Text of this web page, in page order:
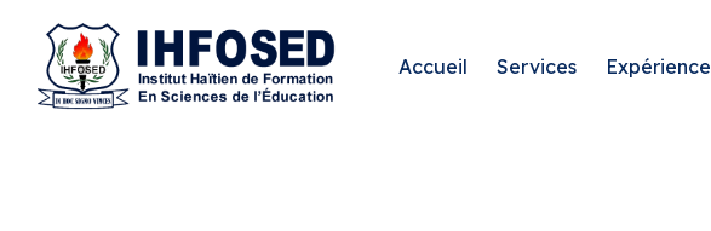
Accueil Services Expérience